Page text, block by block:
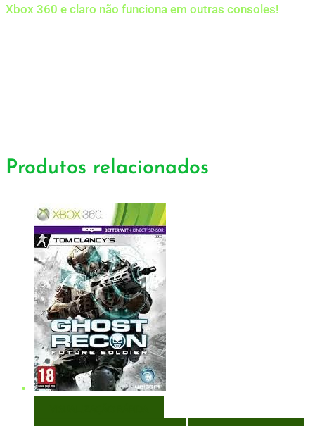
Xbox 360 e claro não funciona em outras consoles!
Produtos relacionados